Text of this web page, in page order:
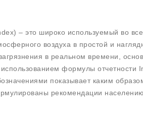
– это широко используемый во
воздуха в простой и
в реальном времени,
формулы отчетности
показывает каким
рекомендации